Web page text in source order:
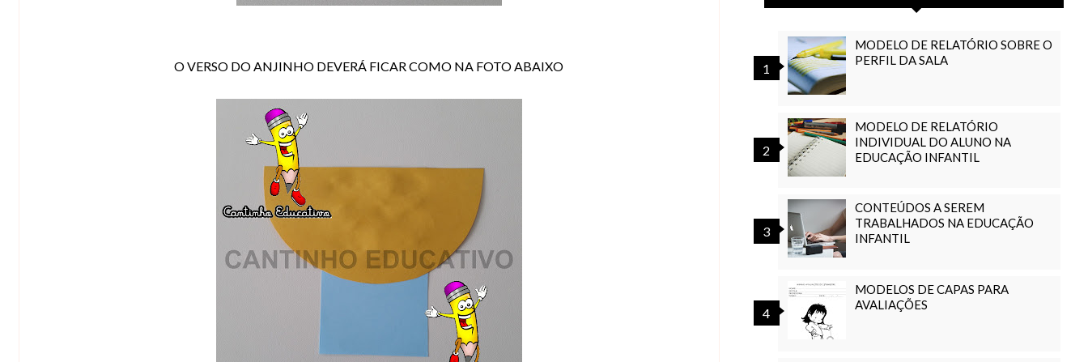
O VERSO DO ANJINHO DEVERÁ FICAR COMO NA FOTO ABAIXO
MODELO DE RELATÓRIO SOBRE O
PERFIL DA SALA
MODELO DE RELATÓRIO
INDIVIDUAL DO ALUNO NA
EDUCAÇÃO INFANTIL
CONTEÚDOS A SEREM
TRABALHADOS NA EDUCAÇÃO
INFANTIL
MODELOS DE CAPAS PARA
AVALIAÇÕES